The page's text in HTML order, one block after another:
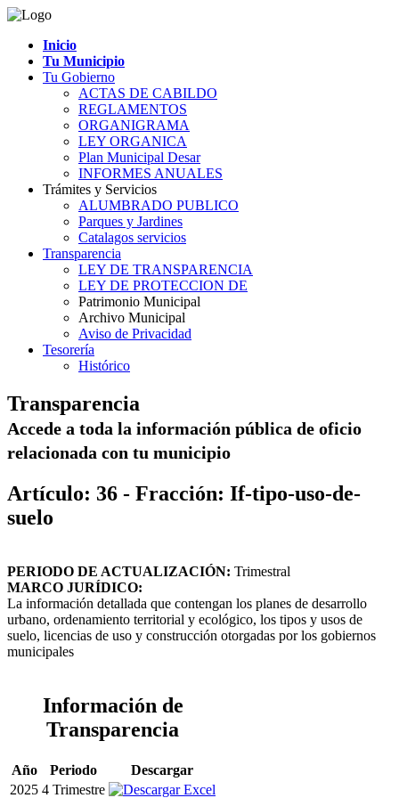
Inicio
Tu Municipio
Tu Gobierno
ACTAS DE CABILDO
REGLAMENTOS
ORGANIGRAMA
LEY ORGANICA
Plan Municipal Desar
INFORMES ANUALES
Trámites y Servicios
ALUMBRADO PUBLICO
Parques y Jardines
Catalagos servicios
Transparencia
LEY DE TRANSPARENCIA
LEY DE PROTECCION DE
Patrimonio Municipal
Archivo Municipal
Aviso de Privacidad
Tesorería
Histórico
Transparencia
Accede a toda la información pública de oficio
relacionada con tu municipio
Artículo: 36 - Fracción: If-tipo-uso-de-
suelo
PERIODO DE ACTUALIZACIÓN: Trimestral
MARCO JURÍDICO:
La información detallada que contengan los planes de desarrollo
urbano, ordenamiento territorial y ecológico, los tipos y usos de
suelo, licencias de uso y construcción otorgadas por los gobiernos
municipales
Información de
Transparencia
Año Periodo
Descargar
2025 4 Trimestre